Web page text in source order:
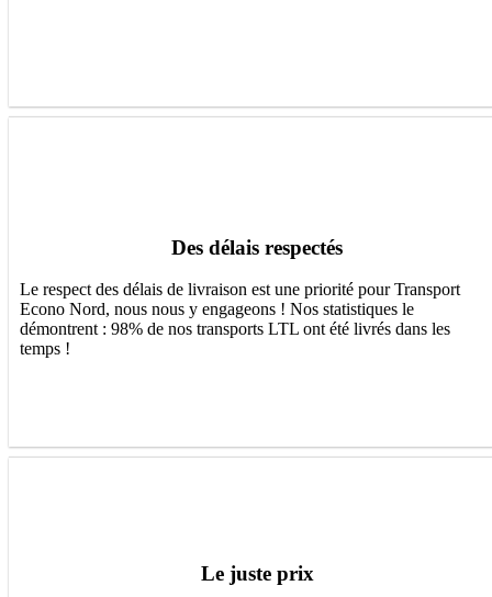
Des délais respectés
Le respect des délais de livraison est une priorité pour Transport
Econo Nord, nous nous y engageons ! Nos statistiques le
démontrent : 98% de nos transports LTL ont été livrés dans les
temps !
Le juste prix